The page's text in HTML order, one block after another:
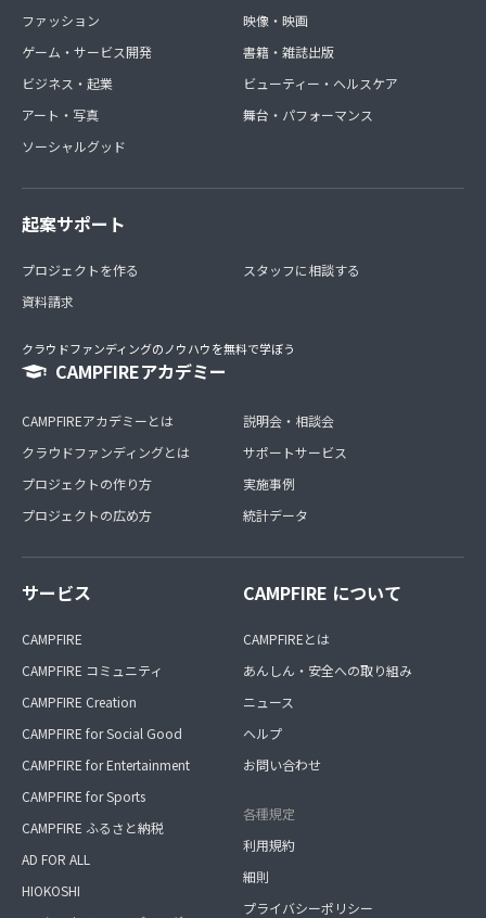
ファッション
ゲーム・サービス開発
ビジネス・起業
アート・写真
ソーシャルグッド
映像・映画
書籍・雑誌出版
ビューティー・ヘルスケア
舞台・パフォーマンス
起案サポート
プロジェクトを作る
資料請求
スタッフに相談する
クラウドファンディングのノウハウを無料で学ぼう
CAMPFIREアカデミー
CAMPFIREアカデミーとは
クラウドファンディングとは
プロジェクトの作り方
プロジェクトの広め方
説明会・相談会
サポートサービス
実施事例
統計データ
サービス
CAMPFIRE
CAMPFIRE コミュニティ
CAMPFIRE Creation
CAMPFIRE for Social Good
CAMPFIRE for Entertainment
CAMPFIRE for Sports
CAMPFIRE ふるさと納税
AD FOR ALL
HIOKOSHI
CAMPFIRE について
CAMPFIREとは
あんしん・安全への取り組み
ニュース
ヘルプ
お問い合わせ
各種規定
利用規約
細則
プライバシーポリシー